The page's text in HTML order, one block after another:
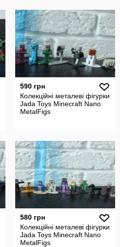
590 грн
Колекційні металеві фігурки
Jada Toys Minecraft Nano
MetalFigs
580 грн
Колекційні металеві фігурки
Jada Toys Minecraft Nano
MetalFigs